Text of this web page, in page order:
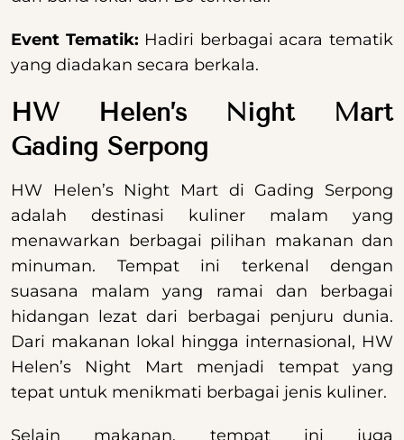
Event Tematik: Hadiri berbagai acara tematik
yang diadakan secara berkala.
HW Helen’s Night Mart
Gading Serpong
HW Helen’s Night Mart di Gading Serpong
adalah destinasi kuliner malam yang
menawarkan berbagai pilihan makanan dan
minuman. Tempat ini terkenal dengan
suasana malam yang ramai dan berbagai
hidangan lezat dari berbagai penjuru dunia.
Dari makanan lokal hingga internasional, HW
Helen’s Night Mart menjadi tempat yang
tepat untuk menikmati berbagai jenis kuliner.
Selain makanan, tempat ini juga